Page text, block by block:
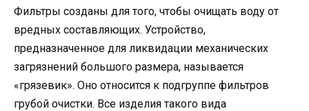
Фильтры созданы для того, чтобы очищать воду от
вредных составляющих. Устройство,
предназначенное для ликвидации механических
загрязнений большого размера, называется
«грязевик». Оно относится к подгруппе фильтров
грубой очистки. Все изделия такого вида